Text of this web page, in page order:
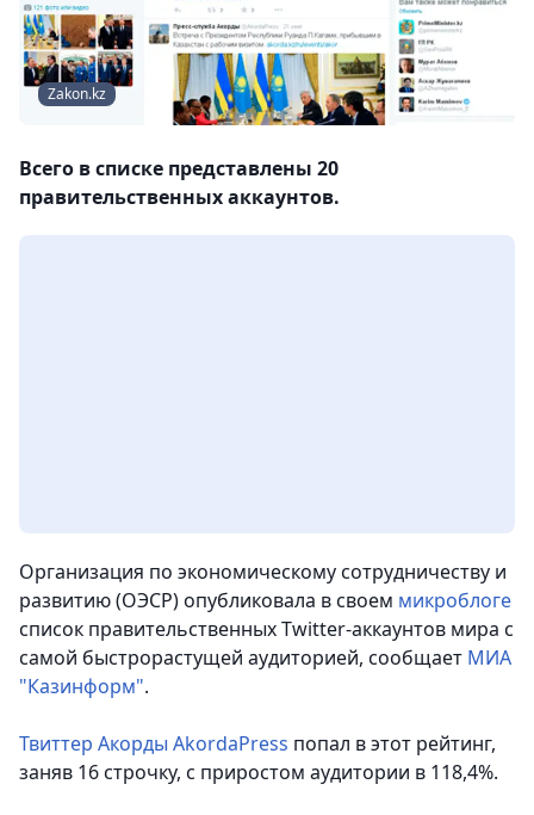
Zakon.kz
Всего в списке представлены 20
правительственных аккаунтов.
Организация по экономическому сотрудничеству и
развитию (ОЭСР) опубликовала в своем микроблоге
список правительственных Twitter-аккаунтов мира с
самой быстрорастущей аудиторией, сообщает МИА
"Казинформ".
Твиттер Акорды AkordaPress попал в этот рейтинг,
заняв 16 строчку, с приростом аудитории в 118,4%.